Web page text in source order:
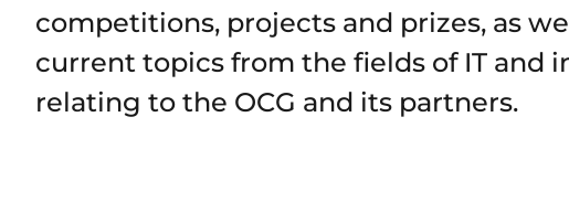
competitions, projects and prizes, as
current topics from the fields of IT and
relating to the OCG and its partners.